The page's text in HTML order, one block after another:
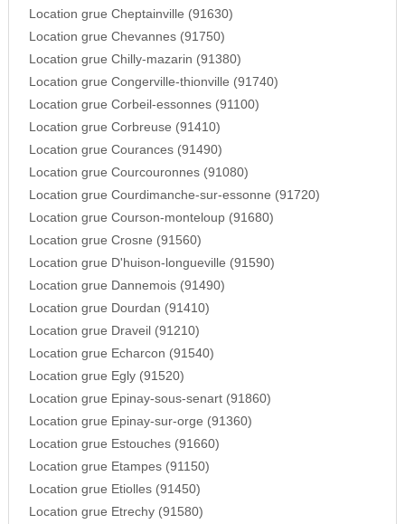
Location grue Cheptainville (91630)
Location grue Chevannes (91750)
Location grue Chilly-mazarin (91380)
Location grue Congerville-thionville (91740)
Location grue Corbeil-essonnes (91100)
Location grue Corbreuse (91410)
Location grue Courances (91490)
Location grue Courcouronnes (91080)
Location grue Courdimanche-sur-essonne (91720)
Location grue Courson-monteloup (91680)
Location grue Crosne (91560)
Location grue D'huison-longueville (91590)
Location grue Dannemois (91490)
Location grue Dourdan (91410)
Location grue Draveil (91210)
Location grue Echarcon (91540)
Location grue Egly (91520)
Location grue Epinay-sous-senart (91860)
Location grue Epinay-sur-orge (91360)
Location grue Estouches (91660)
Location grue Etampes (91150)
Location grue Etiolles (91450)
Location grue Etrechy (91580)